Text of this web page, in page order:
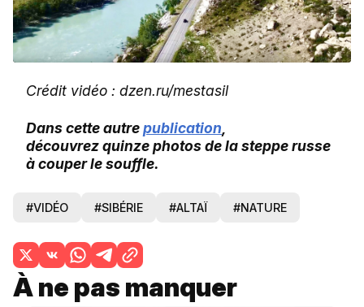
Video
Crédit vidéo : dzen.ru/mestasil
Dans cette autrepublication
découvrez quinze photos de la steppe russe
à couper le souffle.
#VIDÉO #SIBÉRIE #ALTAÏ #NATURE
À ne pas manquer